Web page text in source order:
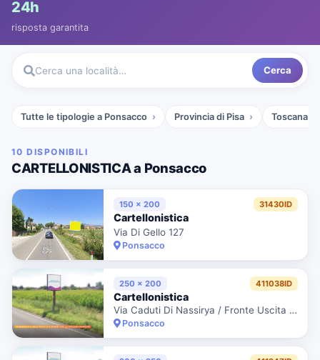
24h
risposta garantita
Cerca una località… Cerca
Tutte le tipologie a Ponsacco Provincia di Pisa Toscana
10 DISPONIBILI
CARTELLONISTICA a Ponsacco
150 x 200 31430ID
Cartellonistica
Via Di Gello 127
Ponsacco
250 x 200 411038ID
Cartellonistica
Via Caduti Di Nassirya / Fronte Uscita Parcheggio Coop
Ponsacco